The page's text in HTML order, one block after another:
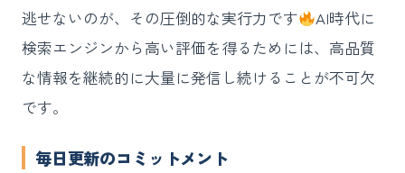
逃せないのが、その圧倒的な実行力です
AI時代に
検索エンジンから高い評価を得るためには、高品質
な情報を継続的に大量に発信し続けることが不可欠
です。
毎日更新のコミットメント